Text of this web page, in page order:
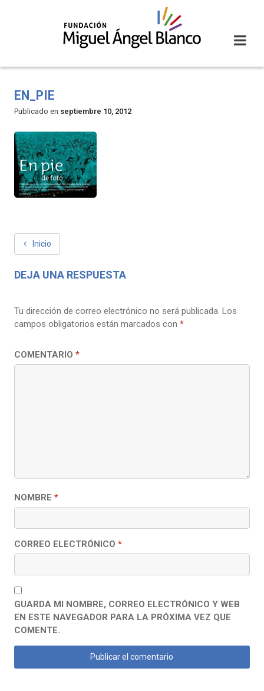
EN_PIE
Publicado en septiembre 10, 2012
NAVEGACIÓN
ENTRADAS
Inicio
DEJA UNA RESPUESTA
Tu dirección de correo electrónico no será publicada. Los
campos obligatorios están marcados con *
COMENTARIO *
NOMBRE *
CORREO ELECTRÓNICO *
GUARDA MI NOMBRE, CORREO ELECTRÓNICO Y WEB
EN ESTE NAVEGADOR PARA LA PRÓXIMA VEZ QUE
COMENTE.